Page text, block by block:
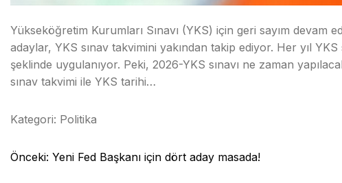
Yükseköğretim Kurumları Sınavı (YKS) için geri sayım
adaylar, YKS sınav takvimini yakından takip ediyor. Her yıl
şeklinde uygulanıyor. Peki, 2026-YKS sınavı ne zaman
sınav takvimi ile YKS tarihi…
Kategori: Politika
Yazı
Önceki: Yeni Fed Başkanı için dört aday masada!